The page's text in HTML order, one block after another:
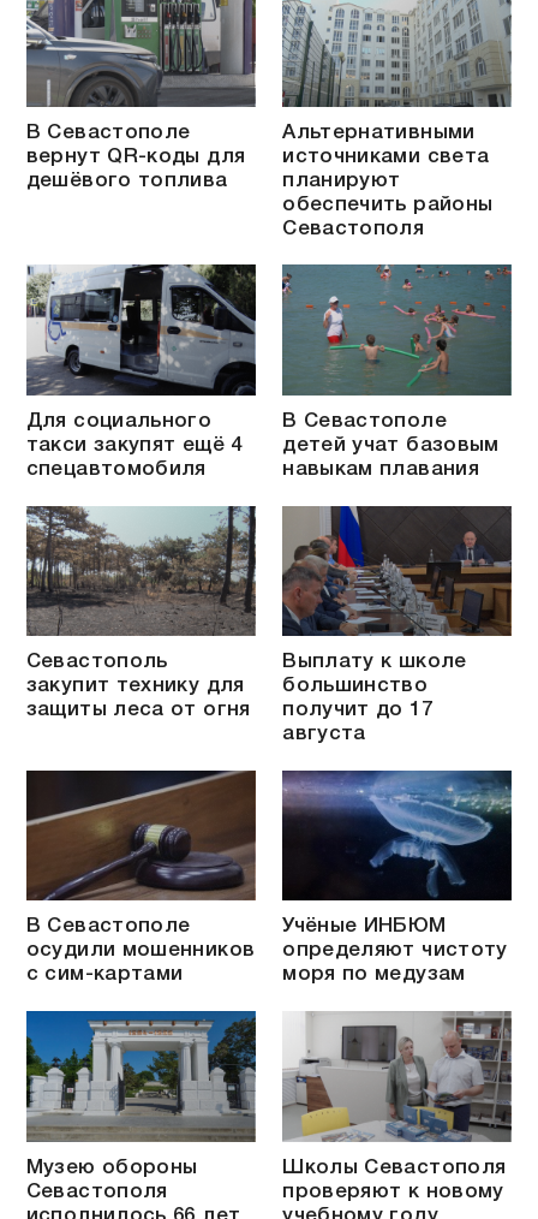
В Севастополе
вернут QR-коды для
дешёвого топлива
Альтернативными
источниками света
планируют
обеспечить районы
Севастополя
Для социального
такси закупят ещё 4
спецавтомобиля
В Севастополе
детей учат базовым
навыкам плавания
Севастополь
закупит технику для
защиты леса от огня
Выплату к школе
большинство
получит до 17
августа
В Севастополе
осудили мошенников
с сим-картами
Учёные ИНБЮМ
определяют чистоту
моря по медузам
Музею обороны
Севастополя
Школы Севастополя
проверяют к новому